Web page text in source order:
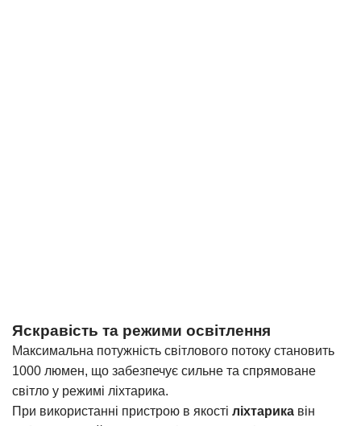
Яскравість та режими освітлення
Максимальна потужність світлового потоку становить
1000 люмен, що забезпечує сильне та спрямоване
світло у режимі ліхтарика.
П ри використанні пристрою в якості ліхтарика він